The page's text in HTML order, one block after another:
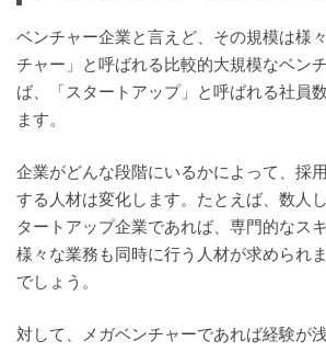
ベンチャー企業と言えど、その規模は様
チャー」と呼ばれる比較的大規模なベン
ば、「スタートアップ」と呼ばれる社員
ます。
企業がどんな段階にいるかによって、採
する人材は変化します。たとえば、数人
タートアップ企業であれば、専門的なス
様々な業務も同時に行う人材が求められ
でしょう。
対して、メガベンチャーであれば経験が